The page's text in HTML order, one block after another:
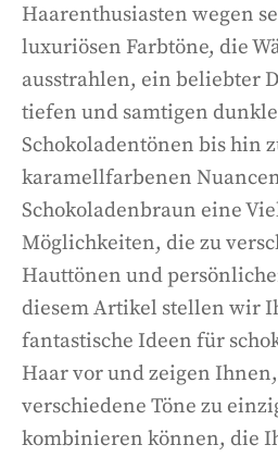
Haarenthusiasten wegen
luxuriösen Farbtöne, die
ausstrahlen, ein beliebter
tiefen und samtigen
Schokoladentönen bis hin
karamellfarbenen
Schokoladenbraun eine
Möglichkeiten, die zu
Hauttönen und
diesem Artikel stellen wir
fantastische Ideen für
Haar vor und zeigen
verschiedene Töne zu
kombinieren können, die